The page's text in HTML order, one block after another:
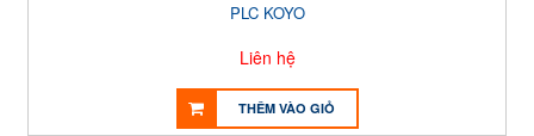
PLC KOYO
Liên hệ
THÊM VÀO GIỎ